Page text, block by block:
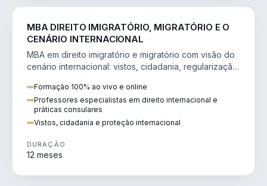
MBA DIREITO IMIGRATÓRIO, MIGRATÓRIO E O
CENÁRIO INTERNACIONAL
MBA em direito imigratório e migratório com visão do
cenário internacional: vistos, cidadania, regularização
Formação 100% ao vivo e online
Professores especialistas em direito internacional e
práticas consulares
Vistos, cidadania e proteção internacional
DURAÇÃO
12 meses